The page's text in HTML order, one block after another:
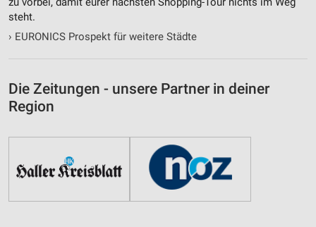
steht.
› EURONICS Prospekt für weitere Städte
Die Zeitungen - unsere Partner in deiner
Region